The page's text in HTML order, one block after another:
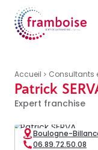
Accueil Consultants
Boulogne-
06.89.72.50.08
Patrick
Expert franchise